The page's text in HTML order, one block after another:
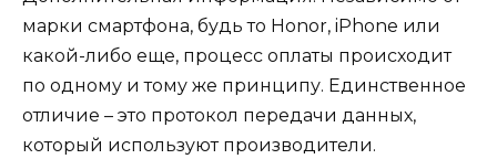
марки смартфона, будь то Honor, iPhone или
какой-либо еще, процесс оплаты происходит
по одному и тому же принципу. Единственное
отличие – это протокол передачи данных,
который используют производители.